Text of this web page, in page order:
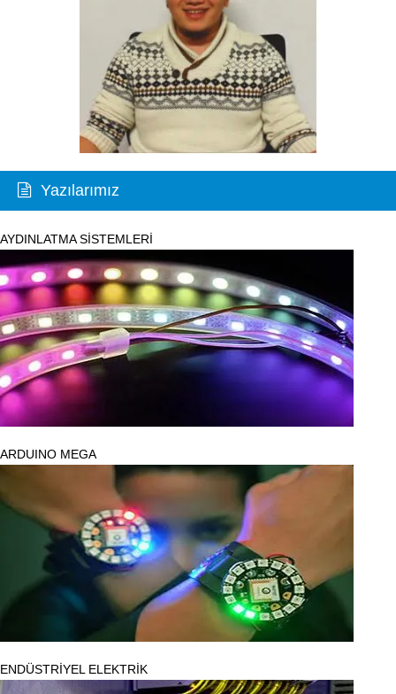
Yazılarımız
AYDINLATMA SİSTEMLERİ
ARDUINO MEGA
ENDÜSTRİYEL ELEKTRİK